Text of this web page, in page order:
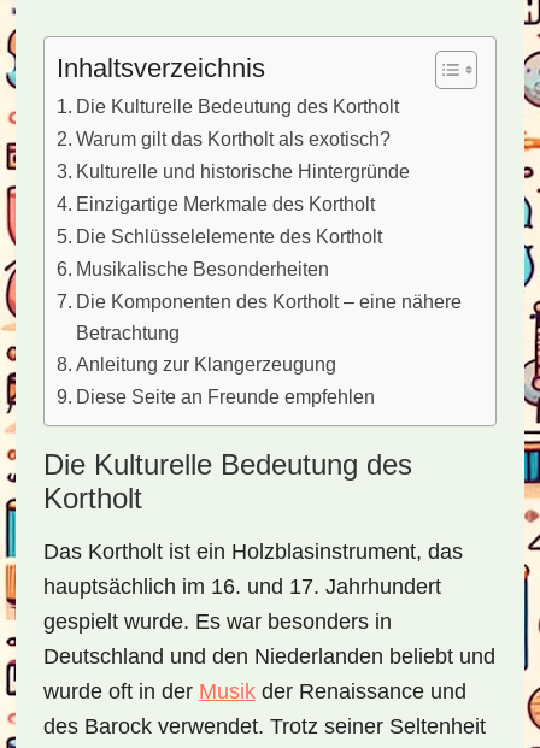
Inhaltsverzeichnis
Die Kulturelle Bedeutung des Kortholt
Warum gilt das Kortholt als exotisch?
Kulturelle und historische Hintergründe
Einzigartige Merkmale des Kortholt
Die Schlüsselelemente des Kortholt
Musikalische Besonderheiten
Die Komponenten des Kortholt – eine nähere
Betrachtung
Anleitung zur Klangerzeugung
Diese Seite an Freunde empfehlen
Die Kulturelle Bedeutung des
Kortholt
Das Kortholt ist ein Holzblasinstrument, das
hauptsächlich im 16. und 17. Jahrhundert
gespielt wurde. Es war besonders in
Deutschland und den Niederlanden beliebt und
wurde oft in der Musikder Renaissance und
des Barock verwendet. Trotz seiner Seltenheit